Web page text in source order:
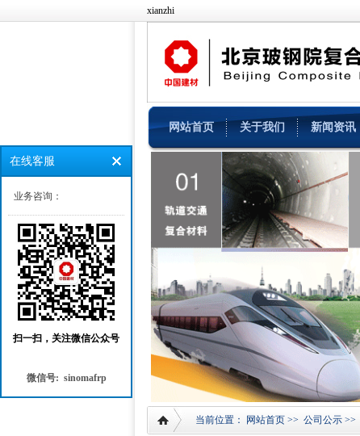
xianzhi
网站首页 关于我们 新闻资讯
当前位置： 网站首页 >> 公司公示 >>
在线客服
业务咨询：
扫一扫，关注微信公众号
微信号: sinomafrp